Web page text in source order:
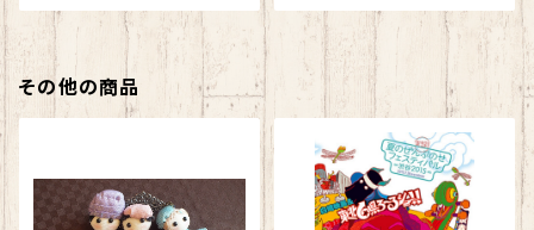
ィバル -渋谷 2015-』
その他の商品